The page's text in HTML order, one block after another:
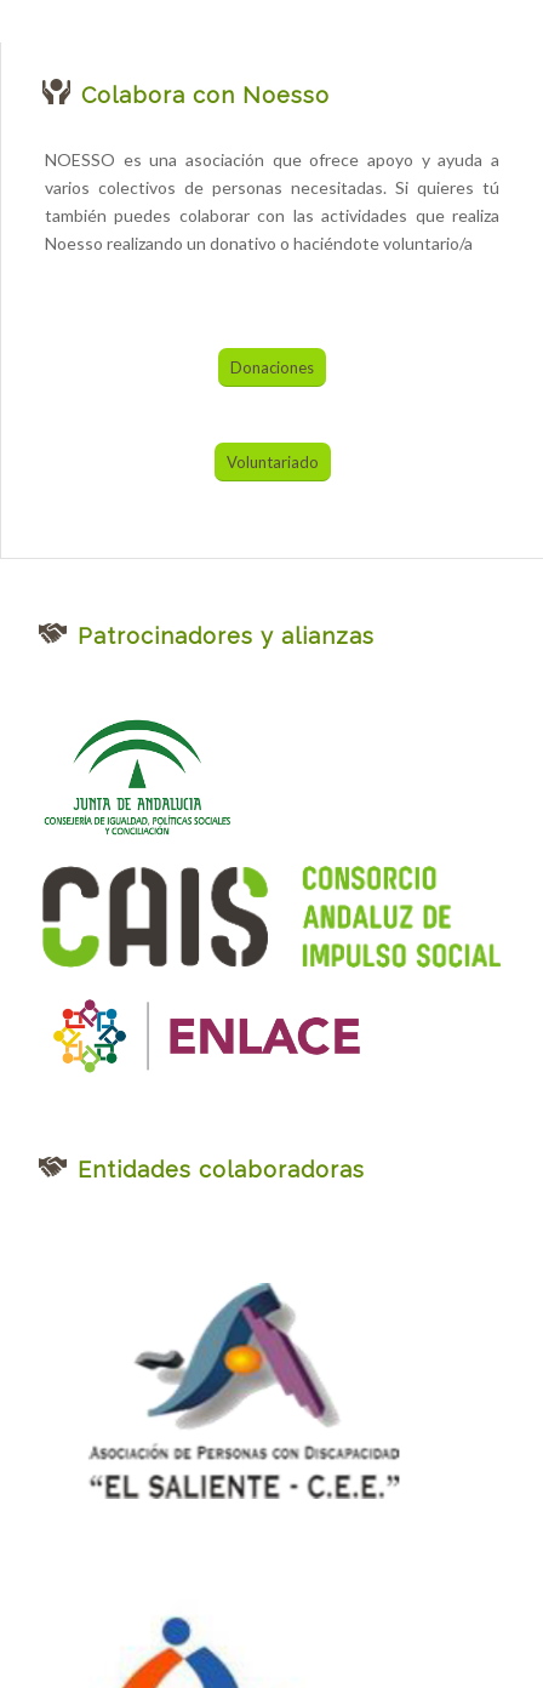
Colabora con Noesso
NOESSO es una asociación que ofrece apoyo y ayuda a
varios colectivos de personas necesitadas. Si quieres tú
también puedes colaborar con las actividades que realiza
Noesso realizando un donativo o haciéndote voluntario/a
Donaciones
Voluntariado
Patrocinadores y alianzas
Entidades colaboradoras